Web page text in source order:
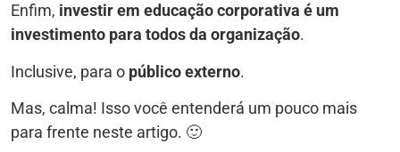
Enfim, investir em educação corporativa é um
investimento para todos da organização.
Inclusive, para o público externo.
Mas, calma! Isso você entenderá um pouco mais
para frente neste artigo. 🙂